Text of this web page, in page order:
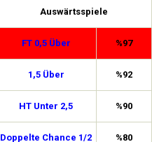
Auswärtsspiele
FT 0,5 Über %97
1,5 Über %92
HT Unter 2,5 %90
Doppelte Chance 1/2 %80